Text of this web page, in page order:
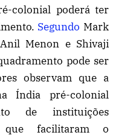
colonial poderá ter
Segundo Mark
Menon e Shivaji
pode ser
observam que a
Índia pré-colonial
de instituições
facilitaram o